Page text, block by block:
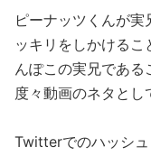
ピーナッツくんが
ッキリをしかける
んぽこの実兄である
度々動画のネタとし
Twitterでのハッシ